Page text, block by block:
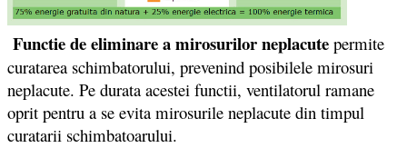
Functie de eliminare a mirosurilor neplacute permite
curatarea schimbatorului, prevenind posibilele mirosuri
neplacute. Pe durata acestei functii, ventilatorul ramane
oprit pentru a se evita mirosurile neplacute din timpul
curatarii schimbatoarului.